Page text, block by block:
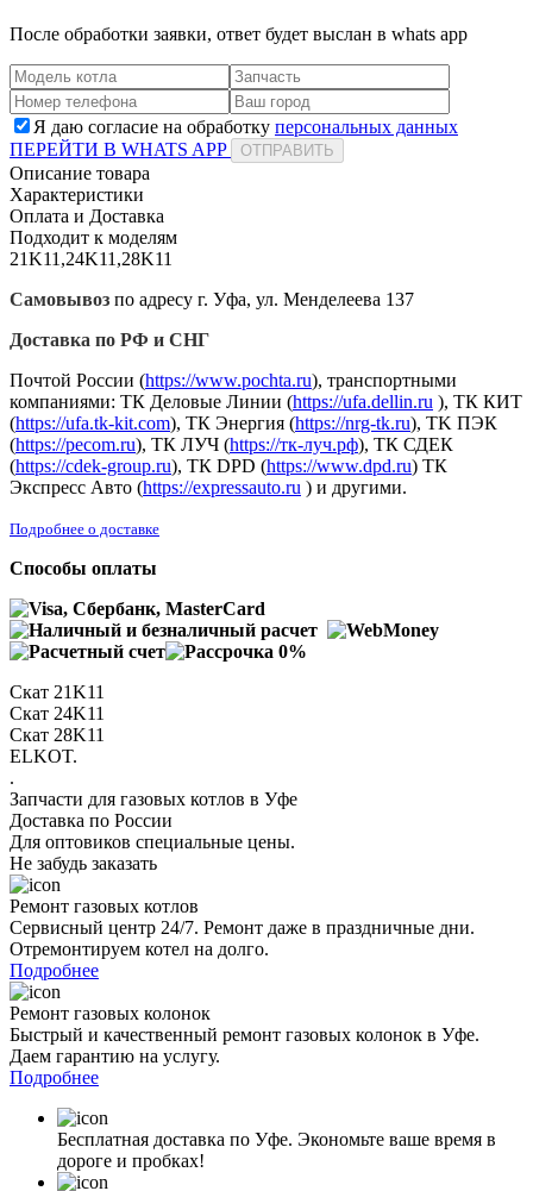
После обработки заявки, ответ будет выслан в whats app
Я даю согласие на обработку персональных данных
ПЕРЕЙТИ В WHATS APP
ОТПРАВИТЬ
Описание товара
Характеристики
Оплата и Доставка
Подходит к моделям
21K11,24K11,28K11
Самовывоз по адресу г. Уфа, ул. Менделеева 137
Доставка по РФ и СНГ
Почтой России (https://www.pochta.ru), транспортными
компаниями: ТК Деловые Линии (https://ufa.dellin.ru ), ТК КИТ
(https://ufa.tk-kit.com), ТК Энергия (https://nrg-tk.ru), ТK ПЭК
(https://pecom.ru), ТК ЛУЧ (https://тк-луч.рф), ТК СДЕК
(https://cdek-group.ru), ТК DPD (https://www.dpd.ru) ТК
Экспресс Авто (https://expressauto.ru ) и другими.
Подробнее о доставке
Способы оплаты
Скат 21K11
Скат 24K11
Скат 28K11
ELKOT.
.
Запчасти для газовых котлов в Уфе
Доставка по России
Для оптовиков специальные цены.
Не забудь заказать
Ремонт газовых котлов
Сервисный центр 24/7. Ремонт даже в праздничные дни.
Отремонтируем котел на долго.
Подробнее
Ремонт газовых колонок
Быстрый и качественный ремонт газовых колонок в Уфе.
Даем гарантию на услугу.
Подробнее
Бесплатная доставка по Уфе. Экономьте ваше время в
дороге и пробках!